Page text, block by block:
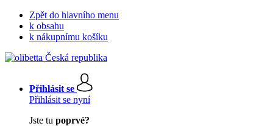
Zpět do hlavního menu
k obsahu
k nákupnímu košíku
Přihlásit se
Přihlásit se nyní
Jste tu poprvé?